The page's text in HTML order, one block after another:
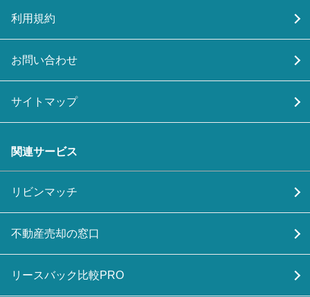
利用規約
お問い合わせ
サイトマップ
関連サービス
リビンマッチ
不動産売却の窓口
リースバック比較PRO